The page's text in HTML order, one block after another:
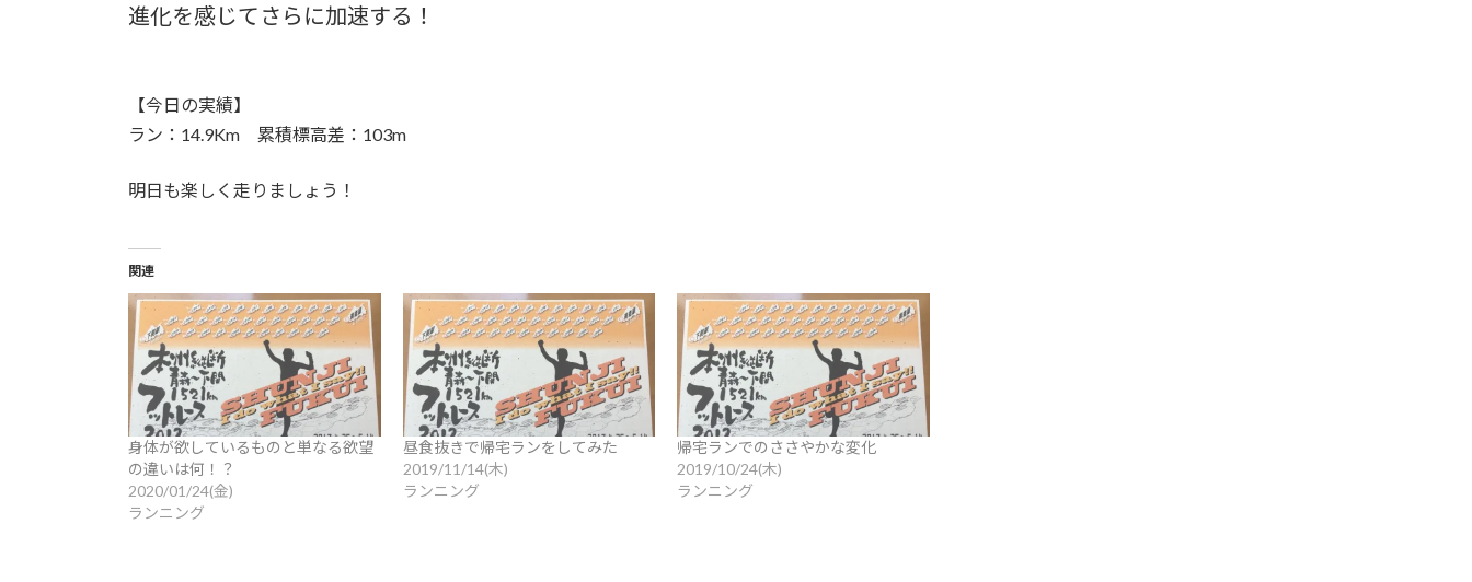
進化を感じてさらに加速する！
【今日の実績】
ラン：14.9Km 累積標高差：103m
明日も楽しく走りましょう！
関連
身体が欲しているものと単なる欲望
の違いは何！？
2020/01/24(金)
ランニング
昼食抜きで帰宅ランをしてみた
2019/11/14(木)
ランニング
帰宅ランでのささやかな変化
2019/10/24(木)
ランニング